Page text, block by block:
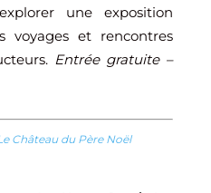
une exposition
voyages et rencontres
Entrée gratuite –
Château du Père Noël